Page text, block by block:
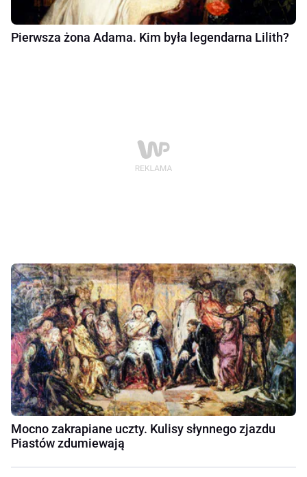
Pierwsza żona Adama. Kim była legendarna Lilith?
Mocno zakrapiane uczty. Kulisy słynnego zjazdu
Piastów zdumiewają